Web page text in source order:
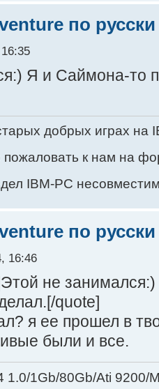
по русски
Я и Саймона-то
добрых играх на
пожаловать к нам на
IBM-PC
по русски
16:46
не
quote]
я ее прошел в
были и все.
1.0/1Gb/80Gb/Ati 9200/